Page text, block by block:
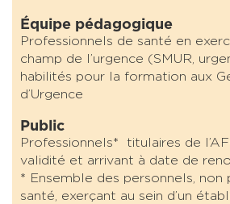
Équipe pédagogique
Professionnels de santé en
champ de l’urgence (SMUR,
habilités pour la formation aux
d’Urgence
Public
Professionnels* titulaires de
validité et arrivant à date de
* Ensemble des personnels, non
santé, exerçant au sein d’un